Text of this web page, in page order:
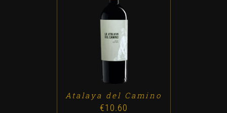
ADD TO CART /
Atalaya del Camino
€10.60